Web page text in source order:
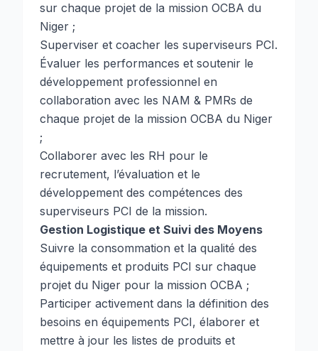
sur chaque projet de la mission OCBA du
Niger ;
Superviser et coacher les superviseurs PCI.
Évaluer les performances et soutenir le
développement professionnel en
collaboration avec les NAM & PMRs de
chaque projet de la mission OCBA du Niger
;
Collaborer avec les RH pour le
recrutement, l’évaluation et le
développement des compétences des
superviseurs PCI de la mission.
Gestion Logistique et Suivi des Moyens
Suivre la consommation et la qualité des
équipements et produits PCI sur chaque
projet du Niger pour la mission OCBA ;
Participer activement dans la définition des
besoins en équipements PCI, élaborer et
mettre à jour les listes de produits et